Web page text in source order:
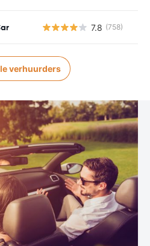
7.8 (758)
verhuurders